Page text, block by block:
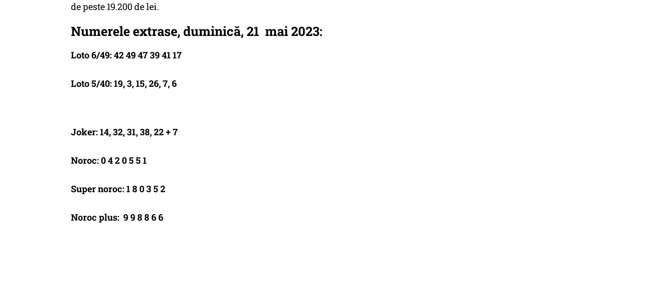
de peste 19.200 de lei.
Numerele extrase, duminică, 21 mai 2023:
Loto 6/49: 42 49 47 39 41 17
Loto 5/40: 19, 3, 15, 26, 7, 6
Joker: 14, 32, 31, 38, 22 + 7
Noroc: 0 4 2 0 5 5 1
Super noroc: 1 8 0 3 5 2
Noroc plus: 9 9 8 8 6 6